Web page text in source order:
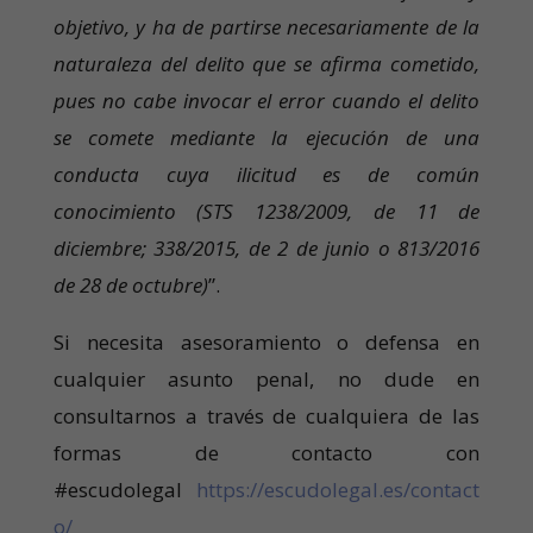
objetivo, y ha de partirse necesariamente de la
naturaleza del delito que se afirma cometido,
pues no cabe invocar el error cuando el delito
se comete mediante la ejecución de una
conducta cuya ilicitud es de común
conocimiento (STS 1238/2009, de 11 de
diciembre; 338/2015, de 2 de junio o 813/2016
de 28 de octubre)”.
Si necesita asesoramiento o defensa en
cualquier asunto penal, no dude en
consultarnos a través de cualquiera de las
formas de contacto con
#escudolegal https://escudolegal.es/contact
o/